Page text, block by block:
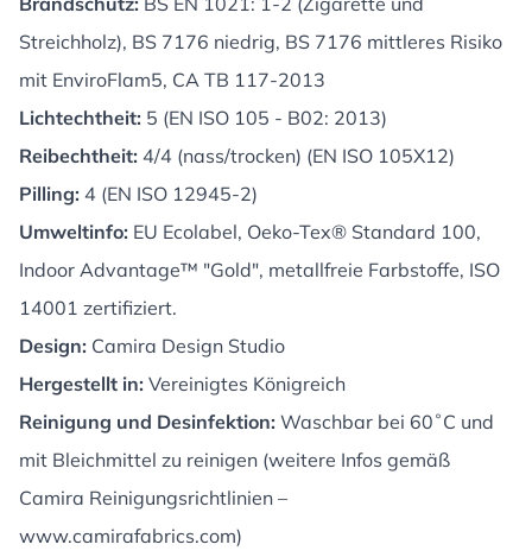
Streichholz), BS 7176 niedrig, BS 7176 mittleres Risiko
mit EnviroFlam5, CA TB 117-2013
Lichtechtheit: 5 (EN ISO 105 - B02: 2013)
Reibechtheit: 4/4 (nass/trocken) (EN ISO 105X12)
Pilling: 4 (EN ISO 12945-2)
Umweltinfo: EU Ecolabel, Oeko-Tex® Standard 100,
Indoor Advantage™ "Gold", metallfreie Farbstoffe, ISO
14001 zertifiziert.
Design: Camira Design Studio
Hergestellt in: Vereinigtes Königreich
Reinigung und Desinfektion: Waschbar bei 60˚C und
mit Bleichmittel zu reinigen (weitere Infos gemäß
Camira Reinigungsrichtlinien –
www.camirafabrics.com)